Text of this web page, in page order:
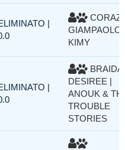
|
GIAMPAOLO
KIMY
|
BRAIDA
DESIREE |
ANOUK &
TROUBLE
STORIES